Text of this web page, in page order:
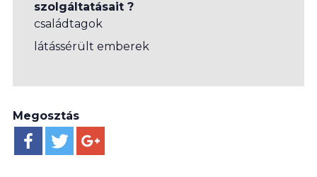
szolgáltatásait ?
családtagok
látássérült emberek
Megosztás